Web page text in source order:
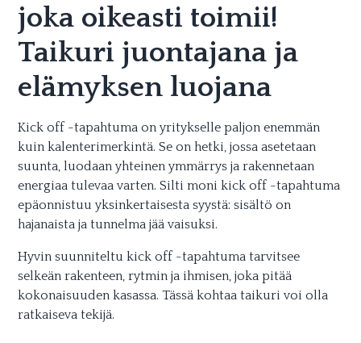
joka oikeasti toimii!
Taikuri juontajana ja
elämyksen luojana
Kick off -tapahtuma on yritykselle paljon enemmän
kuin kalenterimerkintä. Se on hetki, jossa asetetaan
suunta, luodaan yhteinen ymmärrys ja rakennetaan
energiaa tulevaa varten. Silti moni kick off -tapahtuma
epäonnistuu yksinkertaisesta syystä: sisältö on
hajanaista ja tunnelma jää vaisuksi.
Hyvin suunniteltu kick off -tapahtuma tarvitsee
selkeän rakenteen, rytmin ja ihmisen, joka pitää
kokonaisuuden kasassa. Tässä kohtaa taikuri voi olla
ratkaiseva tekijä.